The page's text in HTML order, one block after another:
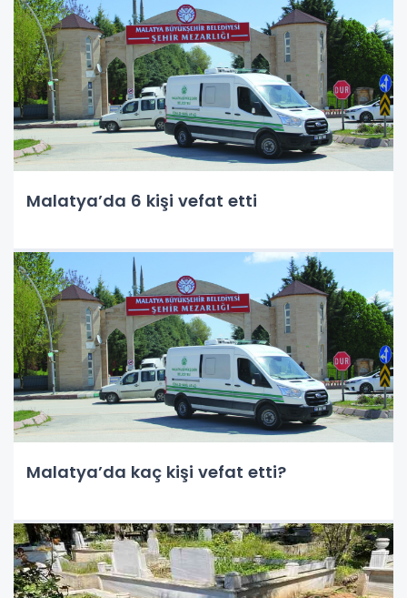
Malatya’da 6 kişi vefat etti
Malatya’da kaç kişi vefat etti?